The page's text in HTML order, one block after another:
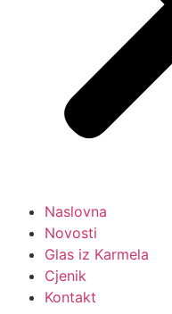
Naslovna
Novosti
Glas iz Karmela
Cjenik
Kontakt